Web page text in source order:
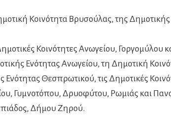
Κοινότητα Βρυσούλας, της Δημοτικής
Κοινότητες Ανωγείου, Γοργομύλου
Ενότητας Ανωγείου, τη Δημοτική
Ενότητας Θεσπρωτικού, τις Δημοτικές
Γυμνοτόπου, Δρυοφύτου, Ρωμιάς και
Δήμου Ζηρού.